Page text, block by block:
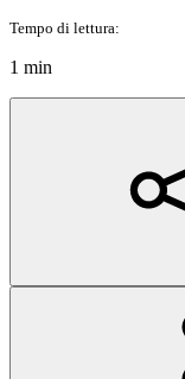
Tempo di lettura:
1 min